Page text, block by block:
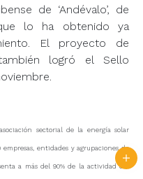
de ‘Andévalo’, de
lo ha obtenido ya
El proyecto de
también logró el Sello
sectorial de la energía solar
entidades y agrupaciones de
a más del 90% de la actividad del